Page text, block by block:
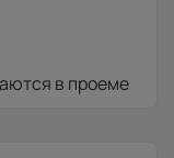
в проеме